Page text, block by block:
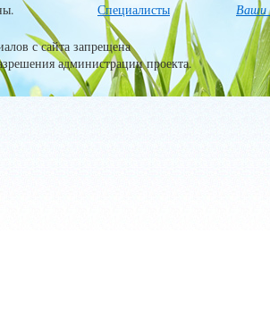
Специалисты
Ваши
с сайта запрещена
администрации проекта.